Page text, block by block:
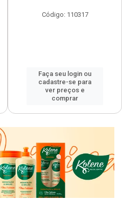
Código: 110317
Faça seu login ou
cadastre-se para
ver preços e
comprar